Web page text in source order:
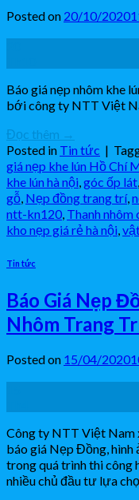
Posted on 20/10/2020
Báo giá nẹp nhôm khe
bới công ty NTT Việt
Đọc thêm →
Posted in Tin tức |
giá nẹp khe lún Hồ Chí
khe lún hà nội,góc ốp lát,
gỗ, Nẹp đồng trang trí,
ntt-kn120, Thanh nhôm
kho nẹp giá rẻ hà nội,
Tin tức
Báo Giá Nẹp
Nhôm Trang
Posted on 15/04/2020
Công ty NTT Việt Nam
báo giá Nẹp Đồng,
trong quá trình thi công
nhiều chủ đầu tư lựa